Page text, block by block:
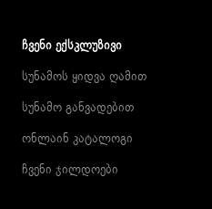
ᲩᲕᲔᲜᲘ ᲔᲥᲡᲙᲚᲣᲖᲘᲕᲘ
სუნამოს ყიდვა ღამით
სუნამო განვადებით
ონლაინ კატალოგი
ჩვენი ჯილდოები